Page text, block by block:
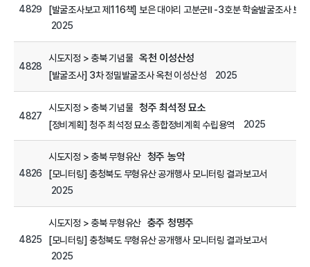
4829
[발굴조사보고 제116책] 보은 대야리 고분군Ⅱ -3호분 학술발굴조사 보
2025
4828
시도지정 > 충북 기념물 옥천 이성산성
[발굴조사] 3차 정밀발굴조사 옥천 이성산성 2025
4827
시도지정 > 충북 기념물 청주 최석정 묘소
[정비계획] 청주 최석정 묘소 종합정비계획 수립용역 2025
4826
시도지정 > 충북 무형유산 청주 농악
[모니터링] 충청북도 무형유산 공개행사 모니터링 결과보고서
2025
4825
시도지정 > 충북 무형유산 충주 청명주
[모니터링] 충청북도 무형유산 공개행사 모니터링 결과보고서
2025